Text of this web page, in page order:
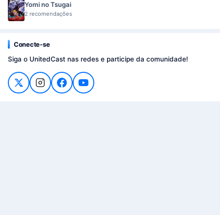
Yomi no Tsugai
2 recomendações
Conecte-se
Siga o UnitedCast nas redes e participe da comunidade!